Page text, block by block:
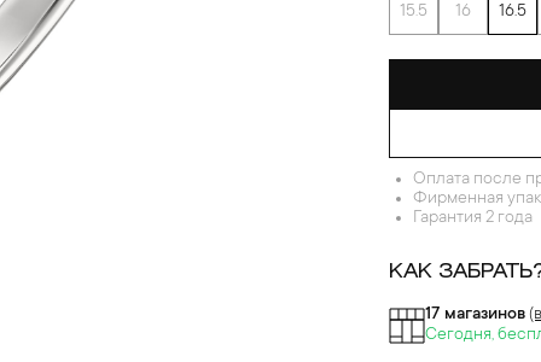
15.5 16 16.5
Оплата после
Фирменная
Гарантия 2 года
КАК
17 магазинов
Сегодня,